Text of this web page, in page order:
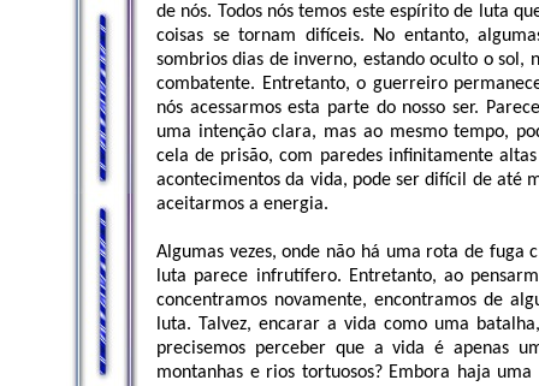
de nós. Todos nós temos este espírito de luta
coisas se tornam difíceis. No entanto,
sombrios dias de inverno, estando oculto o sol,
combatente. Entretanto, o guerreiro
nós acessarmos esta parte do nosso ser.
uma intenção clara, mas ao mesmo tempo,
cela de prisão, com paredes infinitamente
acontecimentos da vida, pode ser difícil de até
aceitarmos a energia.
Algumas vezes, onde não há uma rota de fuga
luta parece infrutífero. Entretanto, ao
concentramos novamente, encontramos de
luta. Talvez, encarar a vida como uma
precisemos perceber que a vida é apenas
montanhas e rios tortuosos? Embora haja